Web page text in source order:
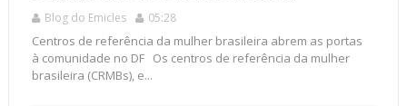
Blog do Emicles 05:28
Centros de referência da mulher brasileira abrem as portas
à comunidade no DF Os centros de referência da mulher
brasileira (CRMBs), e...